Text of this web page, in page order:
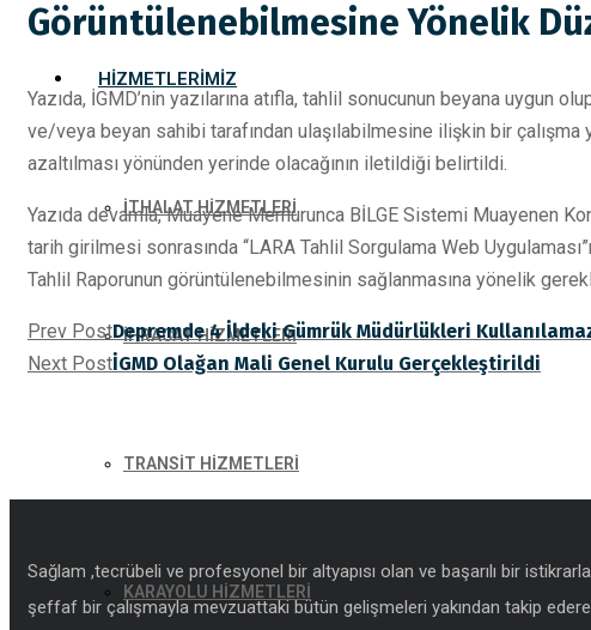
HIZMETLERIMIZ
İTHALAT HİZMETLERİ
İHRACAT HİZMETLERİ
TRANSİT HİZMETLERİ
KARAYOLU HİZMETLERİ
Görüntülenebilmesine Yönelik
Yazıda, İGMD’nin yazılarına atıfla, tahlil sonucunun beyana uygun
ve/veya beyan sahibi tarafından ulaşılabilmesine ilişkin bir çalışma
azaltılması yönünden yerinde olacağının iletildiği belirtildi.
Yazıda devamla, Muayene Memurunca BİLGE Sistemi Muayenen
tarih girilmesi sonrasında “LARA Tahlil Sorgulama Web
Tahlil Raporunun görüntülenebilmesinin sağlanmasına yönelik
Prev PostDepremde 4 İldeki Gümrük Müdürlükleri
Next PostİGMD Olağan Mali Genel Kurulu Gerçekleştirildi
Sağlam ,tecrübeli ve profesyonel bir altyapısı olan ve başarılı bir
şeffaf bir çalışmayla mevzuattaki bütün gelişmeleri yakından takip